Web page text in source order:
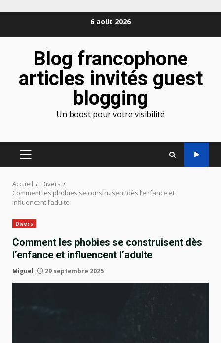
6 août 2026
Blog francophone
articles invités guest
blogging
Un boost pour votre visibilité
MENU
Accueil
Divers
Comment les phobies se construisent dès l’enfance et
influencent l’adulte
Divers
Comment les phobies se construisent dès
l’enfance et influencent l’adulte
Miguel 29 septembre 2025